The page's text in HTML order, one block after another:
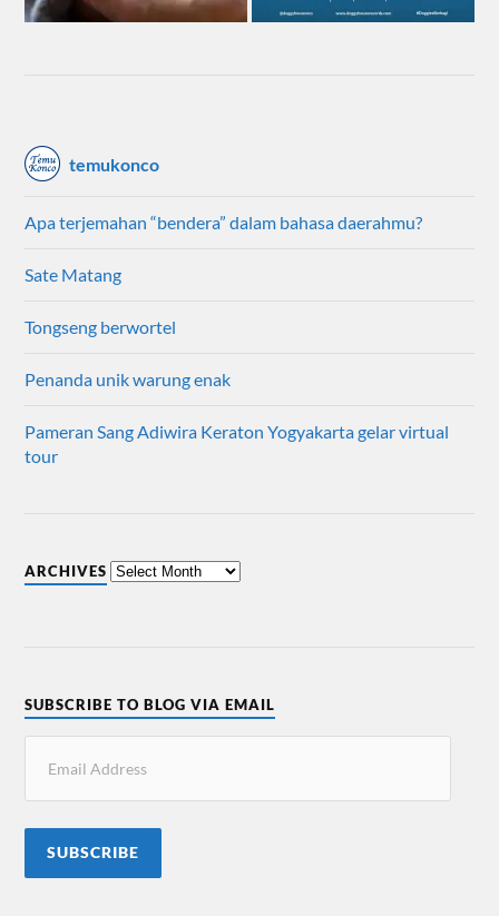
temukonco
Apa terjemahan “bendera” dalam bahasa daerahmu?
Sate Matang
Tongseng berwortel
Penanda unik warung enak
Pameran Sang Adiwira Keraton Yogyakarta gelar virtual
tour
ARCHIVES
SUBSCRIBE TO BLOG VIA EMAIL
SUBSCRIBE